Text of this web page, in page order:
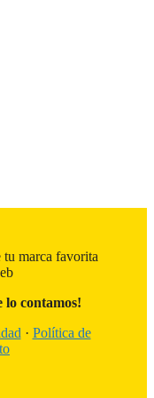
tu marca favorita
lo contamos!
· Política de